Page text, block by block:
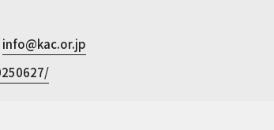
info@kac.or.jp